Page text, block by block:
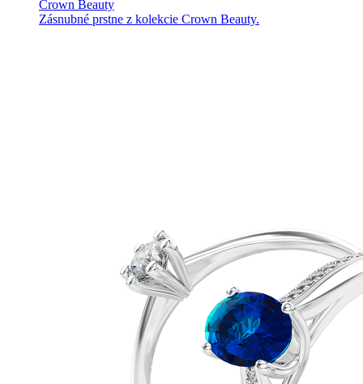
Crown Beauty
Zásnubné prstne z kolekcie Crown Beauty.